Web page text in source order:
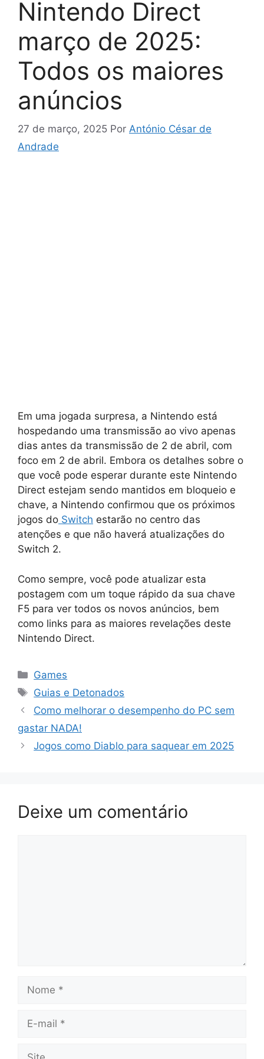
Nintendo Direct
março de 2025:
Todos os maiores
anúncios
27 de março, 2025 Por António César de
Andrade
Em uma jogada surpresa, a Nintendo está
hospedando uma transmissão ao vivo apenas
dias antes da transmissão de 2 de abril, com
foco em 2 de abril. Embora os detalhes sobre o
que você pode esperar durante este Nintendo
Direct estejam sendo mantidos em bloqueio e
chave, a Nintendo confirmou que os próximos
jogos do Switch estarão no centro das
atenções e que não haverá atualizações do
Switch 2.
Como sempre, você pode atualizar esta
postagem com um toque rápido da sua chave
F5 para ver todos os novos anúncios, bem
como links para as maiores revelações deste
Nintendo Direct.
Categorias
Games
Tags
Guias e Detonados
Como melhorar o desempenho do PC sem
gastar NADA!
Jogos como Diablo para saquear em 2025
Deixe um comentário
mail